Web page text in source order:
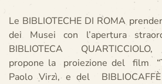
Le BIBLIOTECHE DI ROMA
dei Musei con l’apertura
BIBLIOTECA
propone la proiezione del film
Paolo Virzì, e del